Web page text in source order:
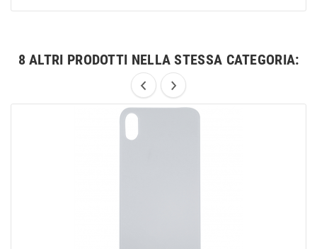
8 ALTRI PRODOTTI NELLA STESSA CATEGORIA: